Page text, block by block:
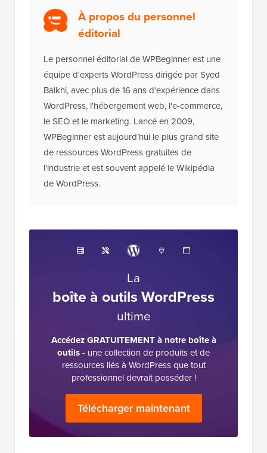
lecteurs. Cela signifie que si vous cliquez sur certains
de nos liens, nous pouvons gagner une commission.
Consultez comment WPBeginner est financé, pourquoi
c'est important et comment vous pouvez nous soutenir.
Voici notre
processus éditorial
À propos du personnel
éditorial
équipe d'experts WordPress dirigée par Syed
Balkhi, avec plus de 16 ans d'expérience dans
WordPress, l'hébergement web, l'e-commerce,
le SEO et le marketing. Lancé en 2009,
WPBeginner est aujourd'hui le plus grand site
de ressources WordPress gratuites de
l'industrie et est souvent appelé le Wikipédia
de WordPress.